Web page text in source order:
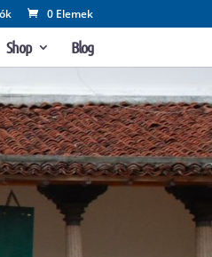
0 Elemek
Shop Blog